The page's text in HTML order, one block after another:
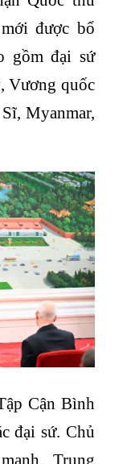
được bổ
gồm đại sứ
Vương quốc
Myanmar,
Cận Bình
đại sứ. Chủ